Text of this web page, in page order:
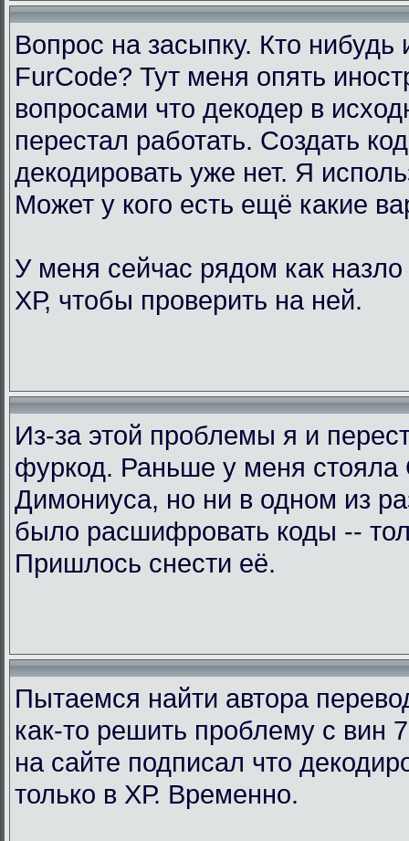
Вопрос на засыпку. Кто нибудь
FurCode? Тут меня опять
вопросами что декодер в
перестал работать. Создать
декодировать уже нет. Я
Может у кого есть ещё какие
У меня сейчас рядом как
ХР, чтобы проверить на ней.
Из-за этой проблемы я и
фуркод. Раньше у меня стояла
Димониуса, но ни в одном из
было расшифровать коды --
Пришлось снести её.
Пытаемся найти автора
как-то решить проблему с вин
на сайте подписал что
только в ХР. Временно.